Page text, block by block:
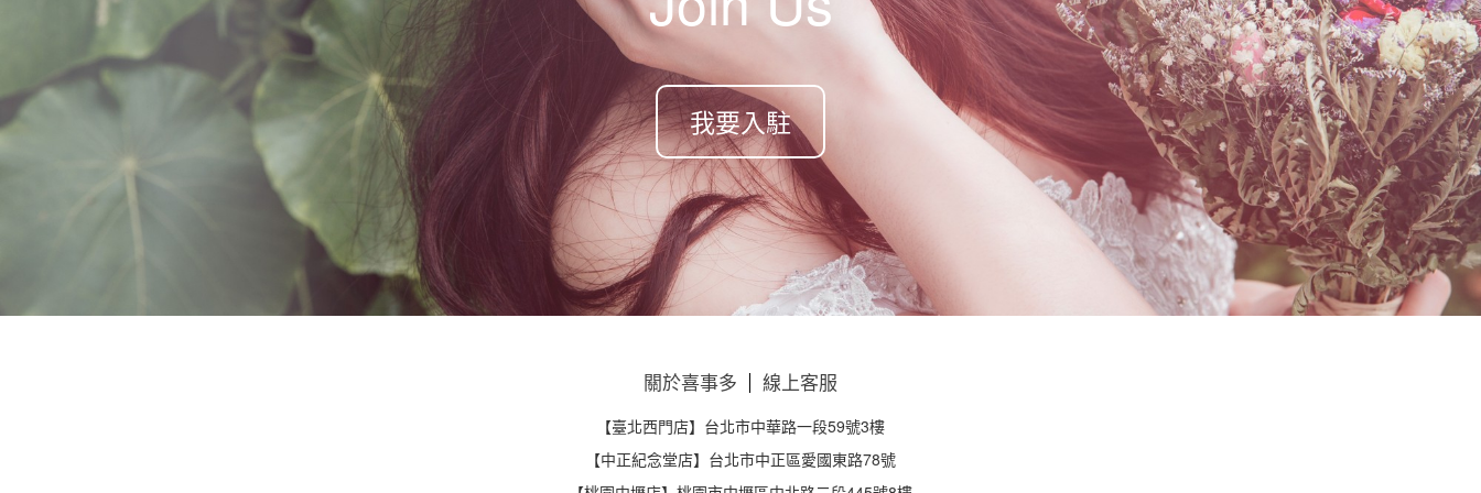
我要入駐
關於喜事多 線上客服
【臺北西門店】台北市中華路一段59號3樓
【中正紀念堂店】台北市中正區愛國東路78號